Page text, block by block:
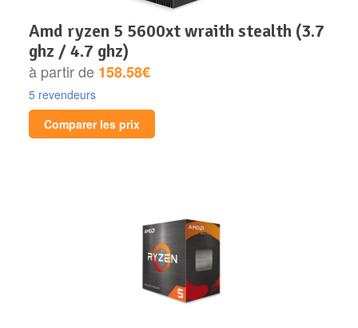
amd ryzen 5 5600xt wraith stealth (3.7
ghz / 4.7 ghz)
à partir de 158.58€
5 revendeurs
Comparer les prix